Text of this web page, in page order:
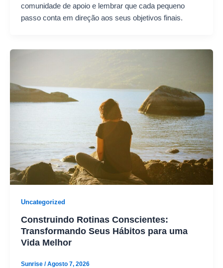
comunidade de apoio e lembrar que cada pequeno
passo conta em direção aos seus objetivos finais.
Uncategorized
Construindo Rotinas Conscientes:
Transformando Seus Hábitos para uma
Vida Melhor
Sunrise /Agosto 7, 2026